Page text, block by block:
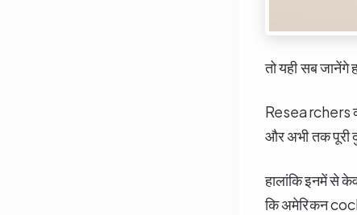
तो यही सब जानेंगे
Researchers
और अभी तक पूरी
हालांकि इनमें से
कि अमेरिकन